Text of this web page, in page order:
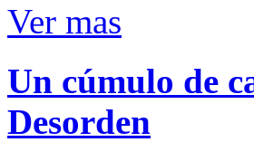
Ver mas
Un cúmulo de
Desorden